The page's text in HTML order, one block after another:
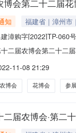
博会第二十二届
知 福建省｜漳州市
漳购字[2022]TP-060号
二届农博会第二十二
司福建省漳州市芗城
额（元）C0602
11-08 21:29
农博会 花博会 参
二届农博会·第二